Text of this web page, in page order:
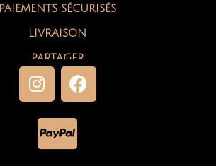
PAIEMENTS SÉCURISÉS
LIVRAISON
PARTAGER